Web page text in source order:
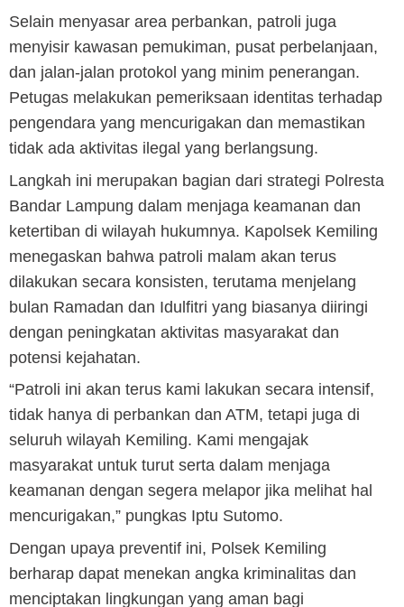
Selain menyasar area perbankan, patroli juga
menyisir kawasan pemukiman, pusat perbelanjaan,
dan jalan-jalan protokol yang minim penerangan.
Petugas melakukan pemeriksaan identitas terhadap
pengendara yang mencurigakan dan memastikan
tidak ada aktivitas ilegal yang berlangsung.
Langkah ini merupakan bagian dari strategi Polresta
Bandar Lampung dalam menjaga keamanan dan
ketertiban di wilayah hukumnya. Kapolsek Kemiling
menegaskan bahwa patroli malam akan terus
dilakukan secara konsisten, terutama menjelang
bulan Ramadan dan Idulfitri yang biasanya diiringi
dengan peningkatan aktivitas masyarakat dan
potensi kejahatan.
“Patroli ini akan terus kami lakukan secara intensif,
tidak hanya di perbankan dan ATM, tetapi juga di
seluruh wilayah Kemiling. Kami mengajak
masyarakat untuk turut serta dalam menjaga
keamanan dengan segera melapor jika melihat hal
mencurigakan,” pungkas Iptu Sutomo.
Dengan upaya preventif ini, Polsek Kemiling
berharap dapat menekan angka kriminalitas dan
menciptakan lingkungan yang aman bagi